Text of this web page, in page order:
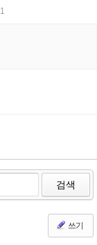
1
검색
쓰기